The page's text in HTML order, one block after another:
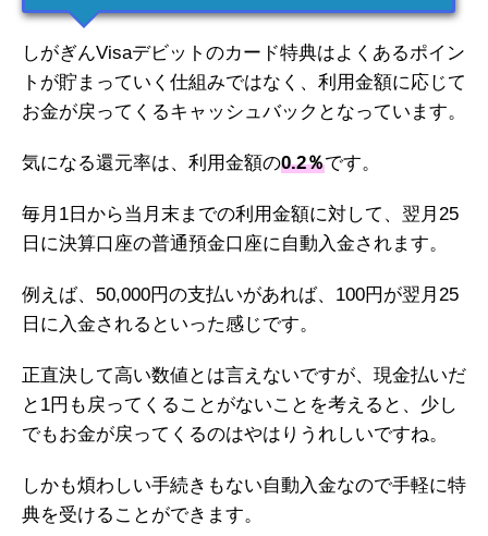
しがぎんVisaデビットのカード特典はよくあるポイン
トが貯まっていく仕組みではなく、利用金額に応じて
お金が戻ってくるキャッシュバックとなっています。
気になる還元率は、利用金額の0.2％です。
毎月1日から当月末までの利用金額に対して、翌月25
日に決算口座の普通預金口座に自動入金されます。
例えば、50,000円の支払いがあれば、100円が翌月25
日に入金されるといった感じです。
正直決して高い数値とは言えないですが、現金払いだ
と1円も戻ってくることがないことを考えると、少し
でもお金が戻ってくるのはやはりうれしいですね。
しかも煩わしい手続きもない自動入金なので手軽に特
典を受けることができます。